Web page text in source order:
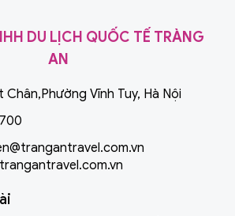
DU LỊCH QUỐC TẾ TRÀNG
AN
Chân,Phường Vĩnh Tuy, Hà Nội